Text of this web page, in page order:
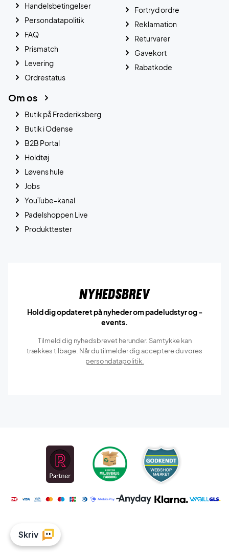
Handelsbetingelser
Persondatapolitik
FAQ
Prismatch
Levering
Ordrestatus
Fortryd ordre
Reklamation
Returvarer
Gavekort
Rabatkode
Om os
Butik på Frederiksberg
Butik i Odense
B2B Portal
Holdtøj
Løvens hule
Jobs
YouTube-kanal
Padelshoppen Live
Produkttester
Nyhedsbrev
Hold dig opdateret på nyheder om padeludstyr og -
events.
Tilmeld dig nyhedsbrevet herunder. Samtykke kan
trækkes tilbage. Når du tilmelder dig acceptere du vores
persondatapolitik.